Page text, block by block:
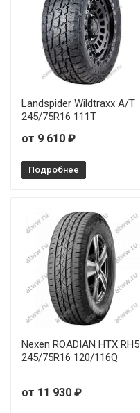
Landspider Wildtraxx A/T
245/75R16 111T
от 9 610 ₽
Подробнее
Nexen ROADIAN HTX RH5
245/75R16 120/116Q
от 11 930 ₽